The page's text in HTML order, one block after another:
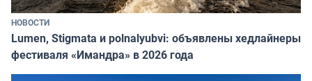
НОВОСТИ
Lumen, Stigmata и polnalyubvi: объявлены хедлайнеры
фестиваля «Имандра» в 2026 года